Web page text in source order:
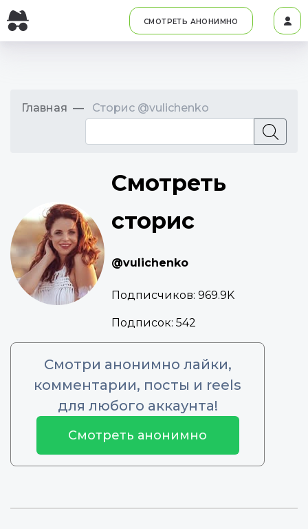
СМОТРЕТЬ АНОНИМНО
Главная Сторис @vulichenko
Смотреть
сторис
@vulichenko
Подписчиков: 969.9K
Подписок: 542
Смотри анонимно лайки,
комментарии, посты и reels
для любого аккаунта!
Смотреть анонимно